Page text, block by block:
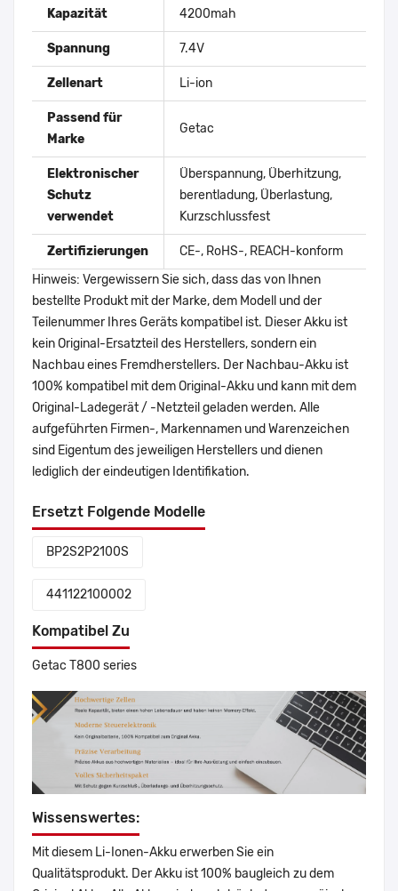
Kapazität 4200mah
Spannung 7.4V
Zellenart Li-ion
Passend für
Marke
Getac
Elektronischer
Schutz
verwendet
Überspannung, Überhitzung,
berentladung, Überlastung,
Kurzschlussfest
Zertifizierungen
CE-, RoHS-, REACH-konform
Hinweis: Vergewissern Sie sich, dass das von Ihnen
bestellte Produkt mit der Marke, dem Modell und der
Teilenummer Ihres Geräts kompatibel ist. Dieser Akku ist
kein Original-Ersatzteil des Herstellers, sondern ein
Nachbau eines Fremdherstellers. Der Nachbau-Akku ist
100% kompatibel mit dem Original-Akku und kann mit dem
Original-Ladegerät / -Netzteil geladen werden. Alle
aufgeführten Firmen-, Markennamen und Warenzeichen
sind Eigentum des jeweiligen Herstellers und dienen
lediglich der eindeutigen Identifikation.
Ersetzt Folgende Modelle
BP2S2P2100S
441122100002
Kompatibel Zu
Getac T800 series
Wissenswertes:
Mit diesem Li-Ionen-Akku erwerben Sie ein
Qualitätsprodukt. Der Akku ist 100% baugleich zu dem